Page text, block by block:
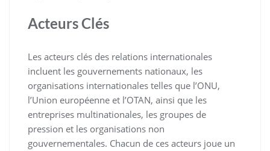
Acteurs Clés
Les acteurs clés des relations internationales
incluent les gouvernements nationaux, les
organisations internationales telles que l’ONU,
l’Union européenne et l’OTAN, ainsi que les
entreprises multinationales, les groupes de
pression et les organisations non
gouvernementales. Chacun de ces acteurs joue un